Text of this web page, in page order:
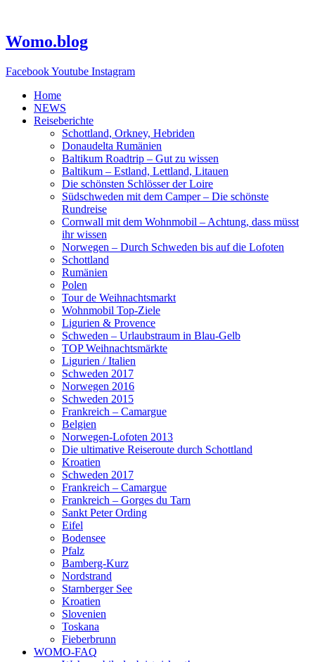
springen
Womo.blog
FacebookYoutube Instagram
Home
NEWS
Reiseberichte
Schottland, Orkney, Hebriden
Donaudelta Rumänien
Baltikum Roadtrip – Gut zu wissen
Baltikum – Estland, Lettland, Litauen
Die schönsten Schlösser der Loire
Südschweden mit dem Camper – Die schönste
Rundreise
Cornwall mit dem Wohnmobil – Achtung, dass müsst
ihr wissen
Norwegen – Durch Schweden bis auf die Lofoten
Schottland
Rumänien
Polen
Tour de Weihnachtsmarkt
Wohnmobil Top-Ziele
Ligurien & Provence
Schweden – Urlaubstraum in Blau-Gelb
TOP Weihnachtsmärkte
Ligurien / Italien
Schweden 2017
Norwegen 2016
Schweden 2015
Frankreich – Camargue
Belgien
Norwegen-Lofoten 2013
Die ultimative Reiseroute durch Schottland
Kroatien
Schweden 2017
Frankreich – Camargue
Frankreich – Gorges du Tarn
Sankt Peter Ording
Eifel
Bodensee
Pfalz
Bamberg-Kurz
Nordstrand
Starnberger See
Kroatien
Slovenien
Toskana
Fieberbrunn
WOMO-FAQ